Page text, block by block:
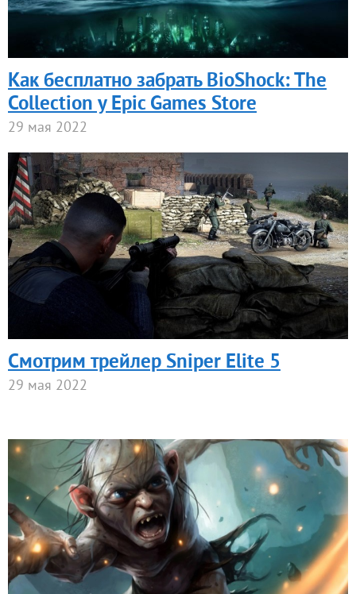
Как бесплатно забрать BioShock: The
Collection у Epic Games Store
29 мая 2022
Смотрим трейлер Sniper Elite 5
29 мая 2022